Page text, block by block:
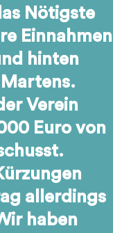
Nötigste
Einnahmen
hinten
Verein
Euro von
allerdings
haben